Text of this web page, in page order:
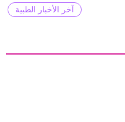
آخر الأخبار الطبية